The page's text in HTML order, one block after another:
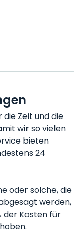
die Zeit und die
wir so vielen
bieten
24
oder solche, die
werden,
der Kosten für